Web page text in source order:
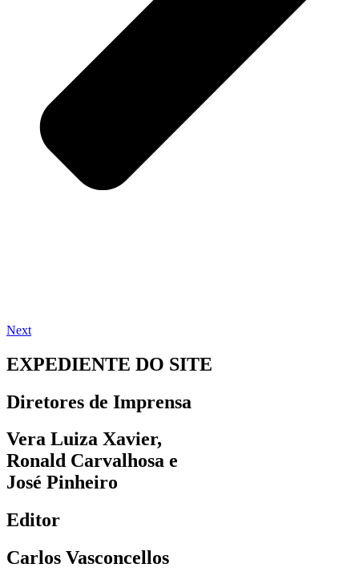
Next
EXPEDIENTE DO SITE
Diretores de Imprensa
Vera Luiza Xavier,
Ronald Carvalhosa e
José Pinheiro
Editor
Carlos Vasconcellos